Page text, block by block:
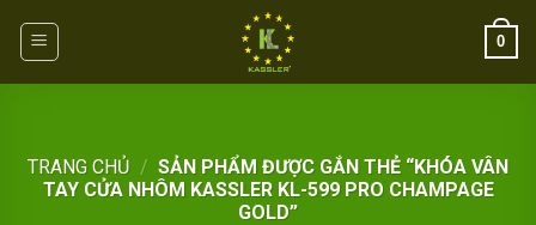
0
TRANG CHỦ / SẢN PHẨM ĐƯỢC GẮN THẺ “KHÓA VÂN
TAY CỬA NHÔM KASSLER KL-599 PRO CHAMPAGE
GOLD”